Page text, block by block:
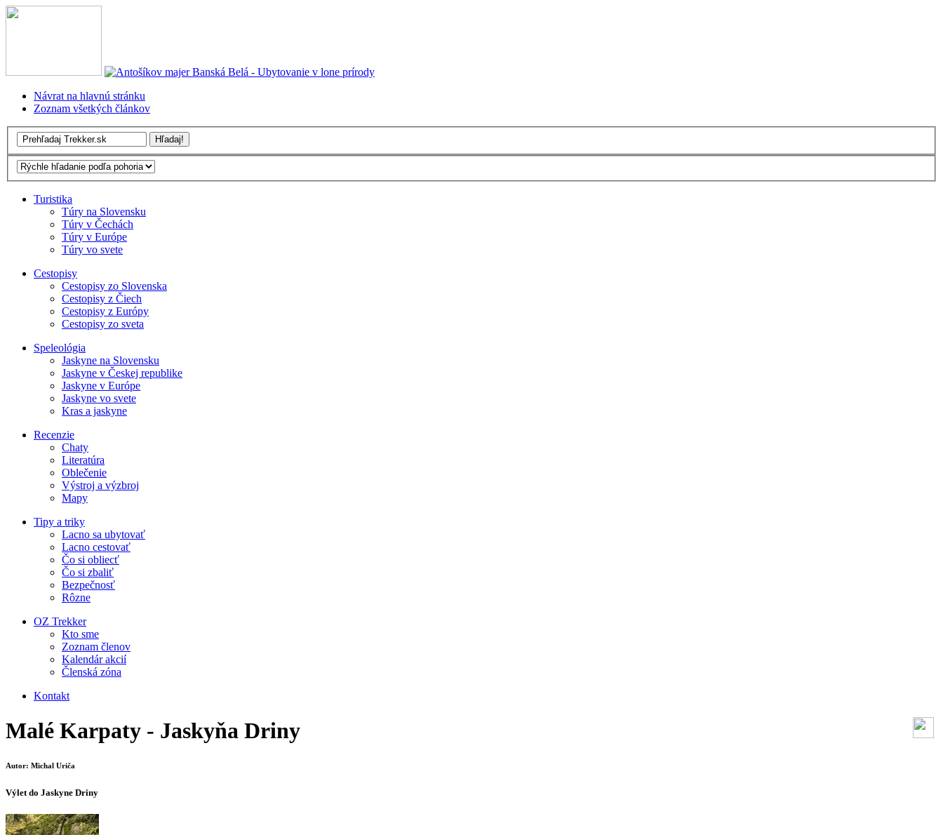
Návrat na hlavnú stránku
Zoznam všetkých článkov
Turistika
Túry na Slovensku
Túry v Čechách
Túry v Európe
Túry vo svete
Cestopisy
Cestopisy zo Slovenska
Cestopisy z Čiech
Cestopisy z Európy
Cestopisy zo sveta
Speleológia
Jaskyne na Slovensku
Jaskyne v Českej republike
Jaskyne v Európe
Jaskyne vo svete
Kras a jaskyne
Recenzie
Chaty
Literatúra
Oblečenie
Výstroj a výzbroj
Mapy
Tipy a triky
Lacno sa ubytovať
Lacno cestovať
Čo si obliecť
Čo si zbaliť
Bezpečnosť
Rôzne
OZ Trekker
Kto sme
Zoznam členov
Kalendár akcií
Členská zóna
Kontakt
Malé Karpaty - Jaskyňa Driny
Autor: Michal Uriča
Výlet do Jaskyne Driny